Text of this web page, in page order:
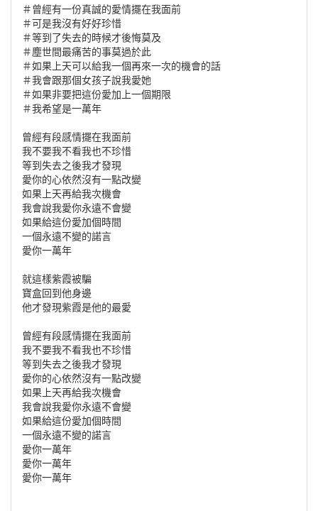
＃曾經有一份真誠的愛情擺在我面前
＃可是我沒有好好珍惜
＃等到了失去的時候才後悔莫及
＃塵世間最痛苦的事莫過於此
＃如果上天可以給我一個再來一次的機會的話
＃我會跟那個女孩子說我愛她
＃如果非要把這份愛加上一個期限
＃我希望是一萬年
曾經有段感情擺在我面前
我不要我不看我也不珍惜
等到失去之後我才發現
愛你的心依然沒有一點改變
如果上天再給我次機會
我會說我愛你永遠不會變
如果給這份愛加個時間
一個永遠不變的諾言
愛你一萬年
就這樣紫霞被騙
寶盒回到他身邊
他才發現紫霞是他的最愛
曾經有段感情擺在我面前
我不要我不看我也不珍惜
等到失去之後我才發現
愛你的心依然沒有一點改變
如果上天再給我次機會
我會說我愛你永遠不會變
如果給這份愛加個時間
一個永遠不變的諾言
愛你一萬年
愛你一萬年
愛你一萬年